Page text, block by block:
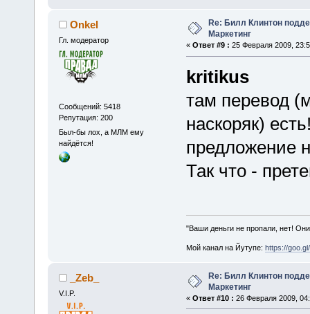
Onkel
Гл. модератор
Сообщений: 5418
Репутация: 200
Был-бы лох, а МЛМ ему
найдётся!
Re: Билл Клинтон
Маркетинг
« Ответ #9 : 25 Февраля 2009,
kritikus
там перевод
наскоряк)
предложение
Так что -
"Ваши деньги не пропали, нет!
Мой канал на Йутупе: https://
_Zeb_
V.I.P.
Re: Билл Клинтон
Маркетинг
« Ответ #10 : 26 Февраля 2009,